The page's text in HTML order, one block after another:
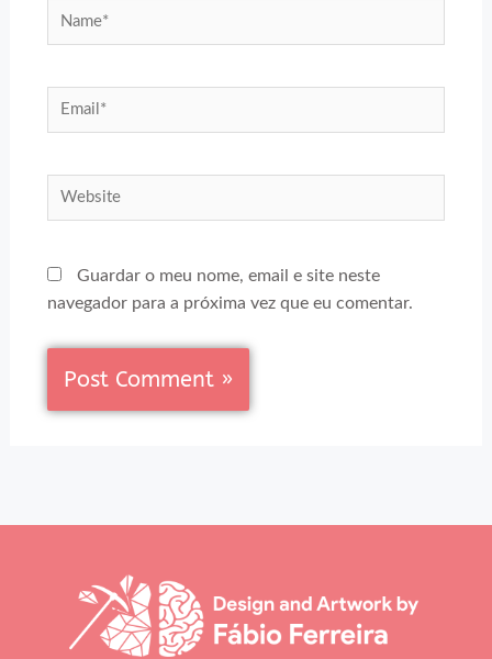
Name*
Email*
Website
Guardar o meu nome, email e site neste
navegador para a próxima vez que eu comentar.